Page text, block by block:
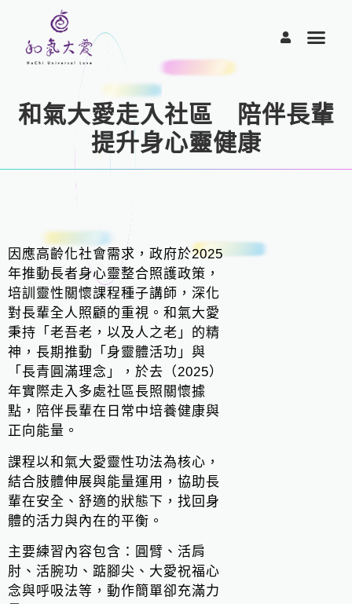
和氣大愛走入社區 陪伴長輩
提升身心靈健康
因應高齡化社會需求，政府於2025
年推動長者身心靈整合照護政策，
培訓靈性關懷課程種子講師，深化
對長輩全人照顧的重視。和氣大愛
秉持「老吾老，以及人之老」的精
神，長期推動「身靈體活功」與
「長青圓滿理念」，於去（2025）
年實際走入多處社區長照關懷據
點，陪伴長輩在日常中培養健康與
正向能量。
課程以和氣大愛靈性功法為核心，
結合肢體伸展與能量運用，協助長
輩在安全、舒適的狀態下，找回身
體的活力與內在的平衡。
主要練習內容包含：圓臂、活肩
肘、活腕功、踮腳尖、大愛祝福心
念與呼吸法等，動作簡單卻充滿力